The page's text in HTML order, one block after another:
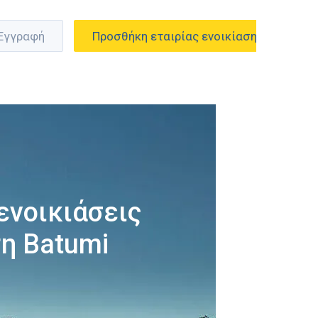
Προσθήκη εταιρίας ενοικίασης
Batumi